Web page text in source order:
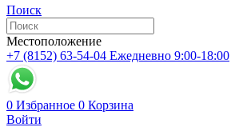
Поиск
Местоположение
+7 (8152) 63-54-04 Ежедневно 9:00-18:00
0 Избранное 0 Корзина
Войти